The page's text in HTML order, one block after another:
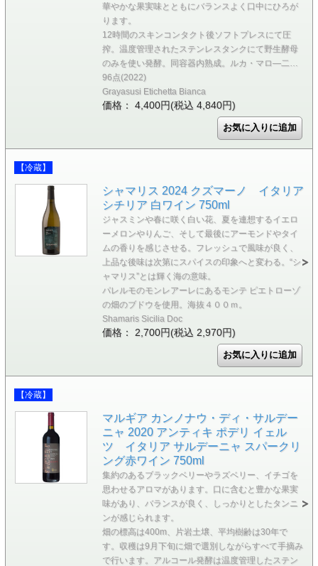
華やかな果実味とともにバランスよく口中にひろが
ります。
12時間のスキンコンタクト後ソフトプレスにて圧
搾。温度管理されたステンレスタンクにて野生酵母
のみを使い発酵。同容器内熟成。ルカ・マロ―二…
96点(2022)
Grayasusi Etichetta Bianca
価格： 4,400円(税込 4,840円)
【冷蔵】
シャマリス 2024 クズマーノ イタリア
シチリア 白ワイン 750ml
ジャスミンや春に咲く白い花、夏を連想するイエロ
ーメロンやりんご、そして最後にアーモンドやタイ
ムの香りを感じさせる。フレッシュで風味が良く、
上品な後味は次第にスパイスの印象へと変わる。“シ
ャマリス”とは輝く海の意味。
パレルモのモンレアーレにあるモンテ ピエトローゾ
の畑のブドウを使用。海抜４００ｍ。
Shamaris Sicilia Doc
価格： 2,700円(税込 2,970円)
【冷蔵】
マルギア カンノナウ・ディ・サルデー
ニャ 2020 アンティキ ポデリ イェル
ツ イタリア サルデーニャ スパークリ
ング赤ワイン 750ml
集約のあるブラックベリーやラズベリー、イチゴを
思わせるアロマがあります。口に含むと豊かな果実
味があり、バランスが良く、しっかりとしたタンニ
ンが感じられます。
畑の標高は400m、片岩土壌、平均樹齢は30年で
す。収穫は9月下旬に畑で選別しながらすべて手摘み
で行います。アルコール発酵は温度管理したステン